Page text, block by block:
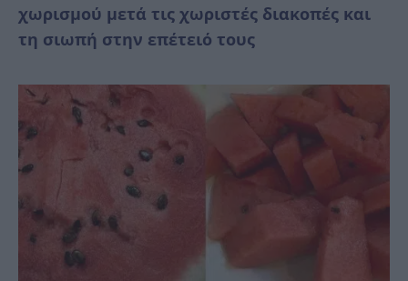
χωρισμού μετά τις χωριστές διακοπές και
τη σιωπή στην επέτειό τους